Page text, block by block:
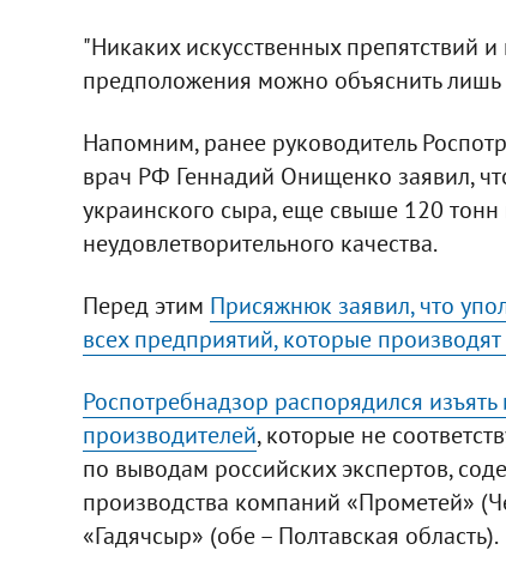
"Никаких искусственных препятствий
предположения можно объяснить
Напомним, ранее руководитель
врач РФ Геннадий Онищенко заявил,
украинского сыра, еще свыше 120
неудовлетворительного качества.
Перед этим Присяжнюк заявил, что
всех предприятий, которые
Роспотребнадзор распорядился
производителей, которые не
по выводам российских экспертов,
производства компаний «Прометей»
«Гадячсыр» (обе – Полтавская область).